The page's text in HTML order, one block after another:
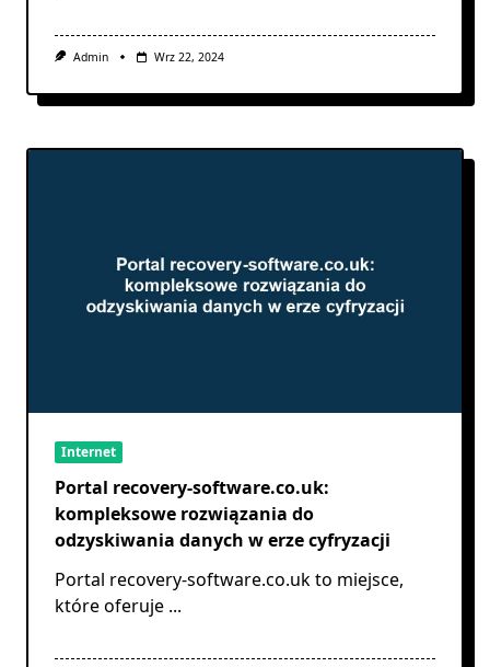
Admin Wrz 22, 2024
Internet
Portal recovery-software.co.uk:
kompleksowe rozwiązania do
odzyskiwania danych w erze cyfryzacji
Portal recovery-software.co.uk to miejsce,
które oferuje ...